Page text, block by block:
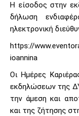
Η είσοδος στην
δήλωση
ηλεκτρονική
https://
ioannina
Οι Ημέρες
εκδηλώσεων της
την άμεση και
και της ζήτησης